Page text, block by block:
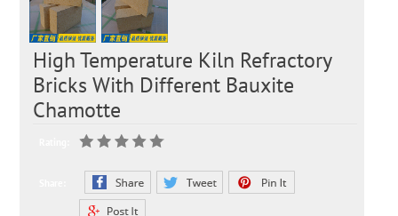
High Temperature Kiln Refractory
Bricks With Different Bauxite
Chamotte